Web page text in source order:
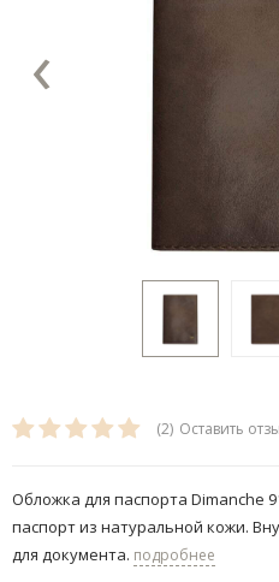
‹
(2) Оставить
Обложка для паспорта Dimanche
паспорт из натуральной кожи.
для документа. подробнее